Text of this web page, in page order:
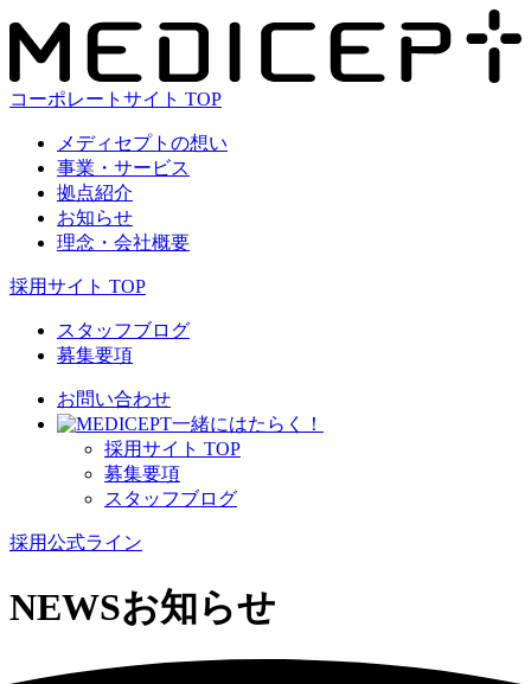
コーポレートサイト TOP
メディセプトの想い
事業・サービス
拠点紹介
お知らせ
理念・会社概要
採用サイト TOP
スタッフブログ
募集要項
お問い合わせ
⼀緒にはたらく！
採⽤サイト TOP
募集要項
スタッフブログ
採用公式ライン
NEWSお知らせ